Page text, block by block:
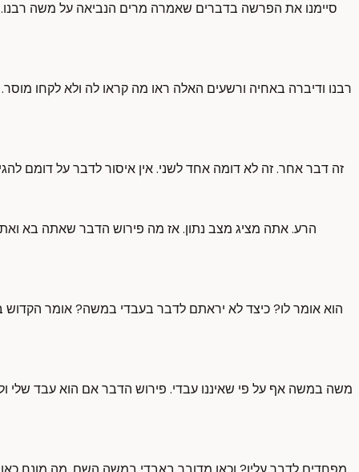
סיימנו את הפרשה בדברים שאמרה מרים הנביאה על משה
רבנו ודיברה באחיה ורשעים האלה ראו מה קראו לה ולא לקחו
זה דבר אחר. זה לא דומה אחד לשני. אין איסור לדבר על דומם
הרע. אתה מציג מצב נתון. אז מה פירוש הדבר שאתה בא
הוא אומר לו? כיצד לא יראתם לדבר בעבדי במשה? אומר
משה במשה אף על פי שאיננו עבדי. פירוש הדבר אם הוא עבד שלי